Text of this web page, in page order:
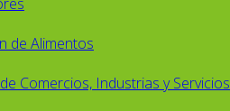
de Alimentos
Comercios, Industrias y Servicios